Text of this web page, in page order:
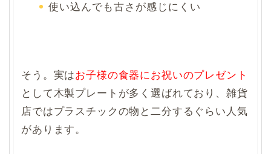
使い込んでも古さが感じにくい
そう。実はお子様の食器にお祝いのプレゼント
として木製プレートが多く選ばれており、雑貨
店ではプラスチックの物と二分するぐらい人気
があります。